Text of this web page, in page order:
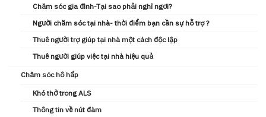
Chăm sóc gia đình-Tại sao phải nghỉ ngơi?
Người chăm sóc tại nhà- thời điểm bạn cần sự hỗ trợ ?
Thuê người trợ giúp tại nhà một cách độc lập
Thuê người giúp việc tại nhà hiệu quả
Chăm sóc hô hấp
Khó thở trong ALS
Thông tin về nút đàm